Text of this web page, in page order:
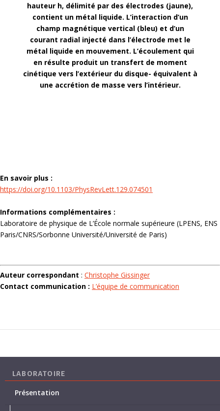
hauteur h, délimité par des électrodes (jaune),
contient un métal liquide. L’interaction d’un
champ magnétique vertical (bleu) et d’un
courant radial injecté dans l’électrode met le
métal liquide en mouvement. L’écoulement qui
en résulte produit un transfert de moment
cinétique vers l’extérieur du disque- équivalent à
une accrétion de masse vers l’intérieur.
En savoir plus :
https://doi.org/10.1103/PhysRevLett.129.074501
Informations complémentaires :
Laboratoire de physique de L’École normale supérieure (LPENS, ENS
Paris/CNRS/Sorbonne Université/Université de Paris)
Auteur correspondant : Christophe Gissinger
Contact communication : L’équipe de communication
LABORATOIRE
Présentation